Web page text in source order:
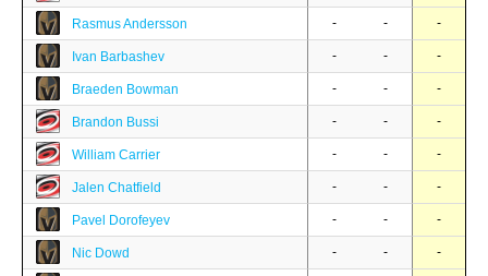
Rasmus Andersson - - -
Ivan Barbashev - - -
Braeden Bowman - - -
Brandon Bussi - - -
William Carrier - - -
Jalen Chatfield - - -
Pavel Dorofeyev - - -
Nic Dowd - - -